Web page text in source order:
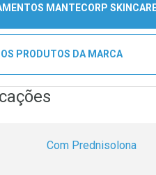
MANTECORP
PRODUTOS DA MARCA
Com Prednisolona